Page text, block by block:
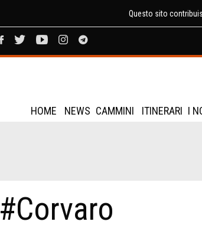
Questo sito
HOME NEWS CAMMINI ITINERARI I
#Corvaro